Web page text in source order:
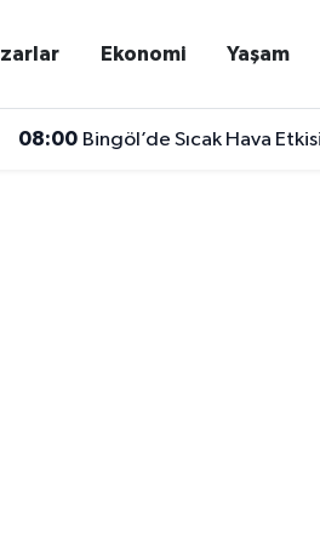
Ekonomi Yaşam
08:00 Bingöl’de Sıcak Hava